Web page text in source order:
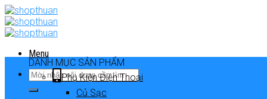
Skip
to
content
Menu
DANH MỤC SẢN PHẨM
Phụ Kiện Điện Thoại
Củ Sạc